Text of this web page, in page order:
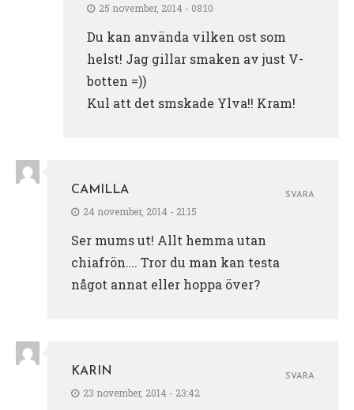
25 november, 2014 - 08:10
Du kan använda vilken ost som
helst! Jag gillar smaken av just V-
botten =))
Kul att det smskade Ylva!! Kram!
CAMILLA
24 november, 2014 - 21:15
Ser mums ut! Allt hemma utan
chiafrön…. Tror du man kan testa
något annat eller hoppa över?
SVARA
KARIN
23 november, 2014 - 23:42
SVARA